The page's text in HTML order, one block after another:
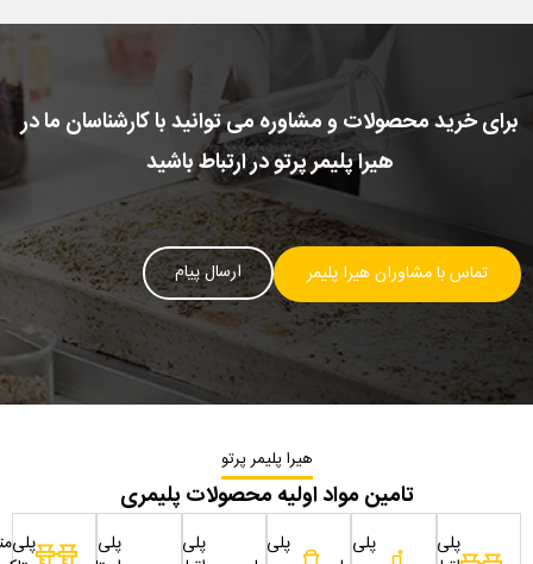
برای خرید محصولات و مشاوره می توانید با کارشناسان ما در
هیرا پلیمر پرتو در ارتباط باشید
تماس با مشاوران هیرا پلیمر ارسال پیام
هیرا پلیمر پرتو
تامین مواد اولیه محصولات پلیمری
پلی
پلی
پلی
پلی
پلی